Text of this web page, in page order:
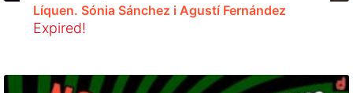
Líquen. Sónia Sánchez i Agustí Fernández
Expired!